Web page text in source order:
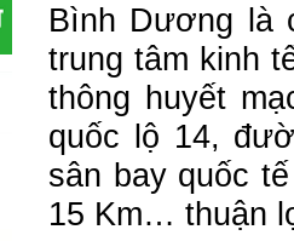
Bình Dương là
trung tâm kinh
thông huyết
quốc lộ 14,
sân bay quốc
15 Km… thuận